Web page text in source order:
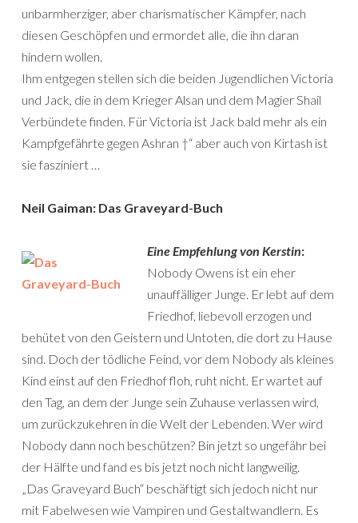
unbarmherziger, aber charismatischer Kämpfer, nach
diesen Geschöpfen und ermordet alle, die ihn daran
hindern wollen.
Ihm entgegen stellen sich die beiden Jugendlichen Victoria
und Jack, die in dem Krieger Alsan und dem Magier Shail
Verbündete finden. Für Victoria ist Jack bald mehr als ein
Kampfgefährte gegen Ashran †“ aber auch von Kirtash ist
sie fasziniert …
Neil Gaiman: Das Graveyard-Buch
Eine Empfehlung von Kerstin:
Nobody Owens ist ein eher
unauffälliger Junge. Er lebt auf dem
Friedhof, liebevoll erzogen und
behütet von den Geistern und Untoten, die dort zu Hause
sind. Doch der tödliche Feind, vor dem Nobody als kleines
Kind einst auf den Friedhof floh, ruht nicht. Er wartet auf
den Tag, an dem der Junge sein Zuhause verlassen wird,
um zurückzukehren in die Welt der Lebenden. Wer wird
Nobody dann noch beschützen? Bin jetzt so ungefähr bei
der Hälfte und fand es bis jetzt noch nicht langweilig.
„Das Graveyard Buch“ beschäftigt sich jedoch nicht nur
mit Fabelwesen wie Vampiren und Gestaltwandlern. Es